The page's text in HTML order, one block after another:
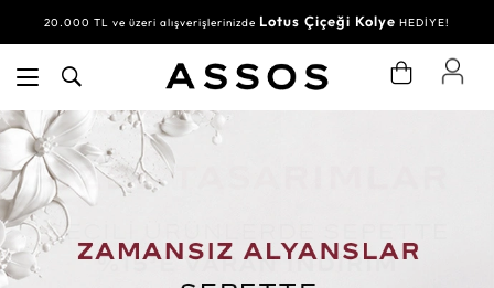
20.000 TL ve üzeri alışverişlerinizde Lotus Çiçeği Kolye HEDİYE!